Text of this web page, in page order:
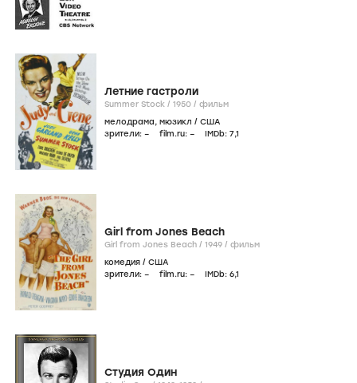
Летние гастроли
Summer Stock / 1950 / фильм
мелодрама, мюзикл / США
зрители: – film.ru: – IMDb: 7,1
Girl from Jones Beach
Girl from Jones Beach / 1949 / фильм
комедия / США
зрители: – film.ru: – IMDb: 6,1
Студия Один